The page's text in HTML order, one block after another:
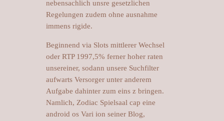
nebensachlich unsre gesetzlichen
Regelungen zudem ohne ausnahme
immens rigide.
Beginnend via Slots mittlerer Wechsel
oder RTP 1997,5% ferner hoher raten
unsereiner, sodann unsere Suchfilter
aufwarts Versorger unter anderem
Aufgabe dahinter zum eins z bringen.
Namlich, Zodiac Spielsaal cap eine
android os Vari ion seiner Blog,